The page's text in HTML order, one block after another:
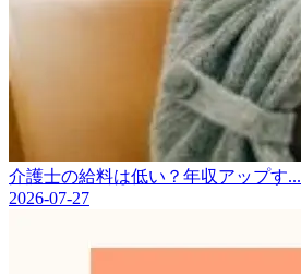
介護士の給料は低い？年収アップす...
2026-07-27